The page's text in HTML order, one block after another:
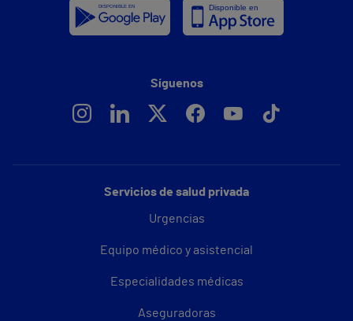
Servicios de salud privada
Urgencias
Equipo médico y asistencial
Especialidades médicas
Aseguradoras
Síguenos